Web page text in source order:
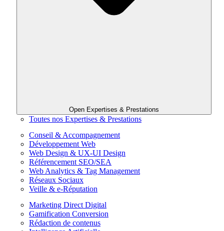
Open Expertises & Prestations
Toutes nos Expertises & Prestations
Conseil & Accompagnement
Développement Web
Web Design & UX-UI Design
Référencement SEO/SEA
Web Analytics & Tag Management
Réseaux Sociaux
Veille & e-Réputation
Marketing Direct Digital
Gamification Conversion
Rédaction de contenus